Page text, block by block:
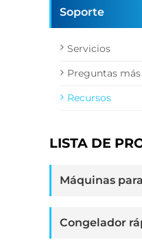
Soporte
Servicios
Preguntas
Recursos
LISTA DE
Máquinas
Congelador